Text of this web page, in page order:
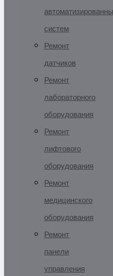
систем
Ремонт
датчиков
Ремонт
лабораторного
оборудования
Ремонт
лифтового
оборудования
Ремонт
медицинского
оборудования
Ремонт
панели
управления